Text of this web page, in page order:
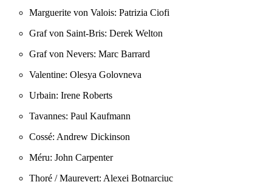
Marguerite von Valois: Patrizia Ciofi
Graf von Saint-Bris: Derek Welton
Graf von Nevers: Marc Barrard
Valentine: Olesya Golovneva
Urbain: Irene Roberts
Tavannes: Paul Kaufmann
Cossé: Andrew Dickinson
Méru: John Carpenter
Thoré / Maurevert: Alexei Botnarciuc